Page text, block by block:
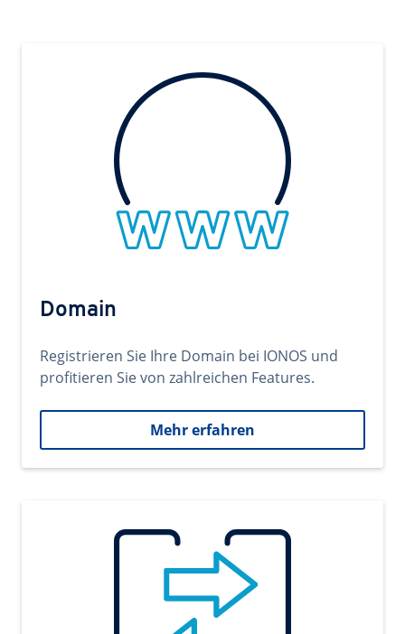
Domain
Registrieren Sie Ihre Domain bei IONOS und
profitieren Sie von zahlreichen Features.
Mehr erfahren